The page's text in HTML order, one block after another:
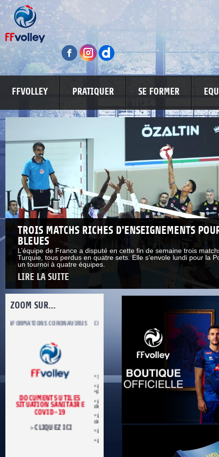
FFVOLLEY PRATIQUER SE FORMER
TROIS MATCHS RICHES D'ENSEIGNEMENTS
BLEUES
L’équipe de France a disputé en cette fin de semaine trois
Turquie, tous perdus en quatre sets. Elle s'envole lundi pour la
un tournoi à quatre équipes.
LIRE LA SUITE
ZOOM SUR...
COMITÉ DU FAIR PLAY
* Se conformer aux règles du jeu.
*Respecter adversaires et partenaires.
* Refuser toute forme de violence et
de tricherie.
* Être maître de soi en toutes
* Être loyal dans le sport et dans la vie.
* Être exemplaire, généreux et tolérant
MA PETITE